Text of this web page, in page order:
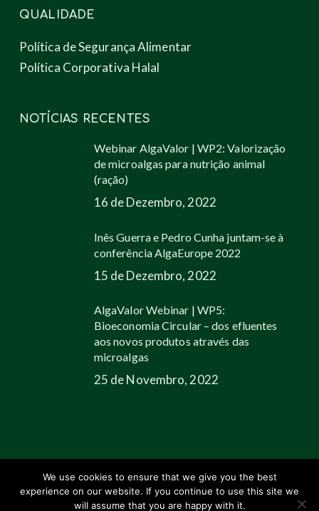
QUALIDADE
Política de Segurança Alimentar
Política Corporativa Halal
NOTÍCIAS RECENTES
Webinar AlgaValor | WP2: Valorização
de microalgas para nutrição animal
(ração)
16 de Dezembro, 2022
Inês Guerra e Pedro Cunha juntam-se à
conferência AlgaEurope 2022
15 de Dezembro, 2022
AlgaValor Webinar | WP5:
Bioeconomia Circular – dos efluentes
aos novos produtos através das
microalgas
25 de Novembro, 2022
© 2026 Allmicroalgae.Legal Information|Web Design by Growme
We use cookies to ensure that we give you the best
experience on our website. If you continue to use this site we
will assume that you are happy with it.